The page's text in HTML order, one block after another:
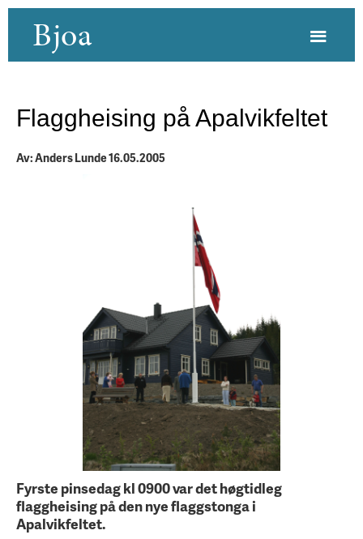
Bjoa
Flaggheising på Apalvikfeltet
Av: Anders Lunde 16.05.2005
Fyrste pinsedag kl 0900 var det høgtidleg
flaggheising på den nye flaggstonga i
Apalvikfeltet.